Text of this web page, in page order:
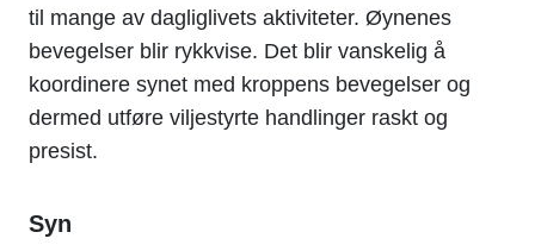
til mange av dagliglivets aktiviteter. Øynenes
bevegelser blir rykkvise. Det blir vanskelig å
koordinere synet med kroppens bevegelser og
dermed utføre viljestyrte handlinger raskt og
presist.
Syn